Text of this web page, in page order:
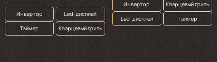
приехала с разбитой в пыль дверцей.
спасибо доставке.
Инвертор
Led-дисплей
Таймер
Кварцевый гриль
Инвертор
Кварцевый гриль
Led-дисплей
Таймер